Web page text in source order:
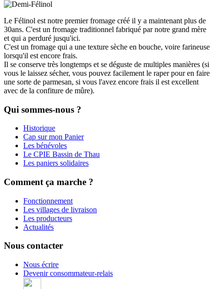
Le Félinol est notre premier fromage créé il y a maintenant plus de
30ans. C'est un fromage traditionnel fabriqué par notre grand mère
et qui a perduré jusqu'ici.
C'est un fromage qui a une texture sèche en bouche, voire farineuse
lorsqu'il est encore frais.
Il se conserve très longtemps et se déguste de multiples manières (si
vous le laissez sécher, vous pouvez facilement le raper pour en faire
une sorte de parmesan, si vous l'avez encore frais il est excellent
avec de la confiture de mûre).
Qui sommes-nous ?
Historique
Cap sur mon Panier
Les bénévoles
Le CPIE Bassin de Thau
Les paniers solidaires
Comment ça marche ?
Fonctionnement
Les villages de livraison
Les producteurs
Actualités
Nous contacter
Nous écrire
Devenir consommateur-relais